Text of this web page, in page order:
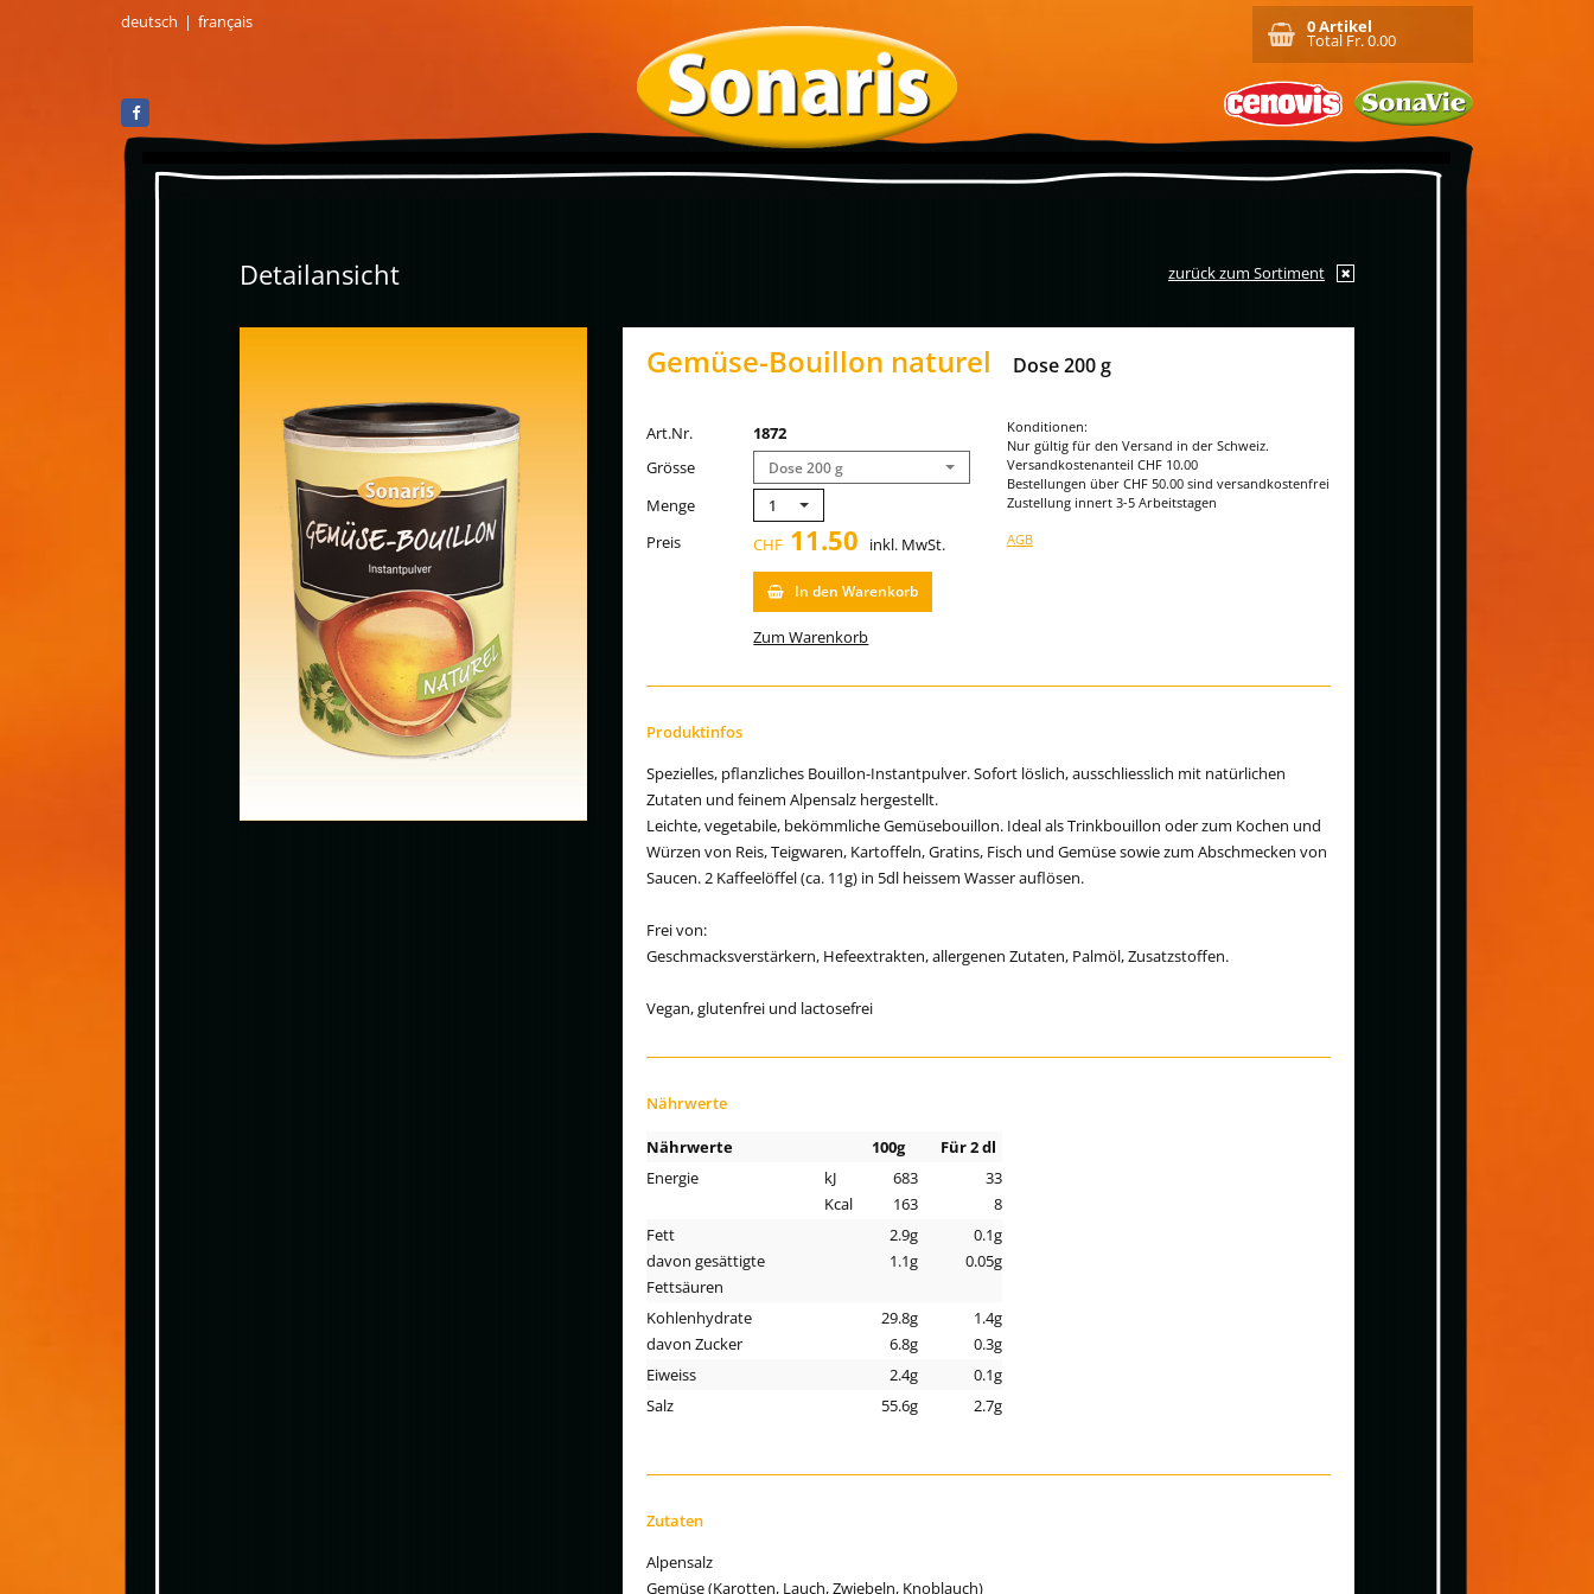
deutsch | français 0Artikel
Total Fr.0.00
Detailansicht zurück zum Sortiment
Gemüse-Bouillon naturel Dose 200 g
Art.Nr.
1872
Grösse
Dose 200 g
Menge 1
Preis CHF 11.50 inkl. MwSt.
In den Warenkorb
Zum Warenkorb
Konditionen:
Nur gültig für den Versand in der Schweiz.
Versandkostenanteil CHF 10.00
Bestellungen über CHF 50.00 sind versandkostenfrei
Zustellung innert 3-5 Arbeitstagen
AGB
Produktinfos
Spezielles, pflanzliches Bouillon-Instantpulver. Sofort löslich, ausschliesslich mit natürlichen
Zutaten und feinem Alpensalz hergestellt.
Leichte, vegetabile, bekömmliche Gemüsebouillon. Ideal als Trinkbouillon oder zum Kochen und
Würzen von Reis, Teigwaren, Kartoffeln, Gratins, Fisch und Gemüse sowie zum Abschmecken von
Saucen. 2 Kaffeelöffel (ca. 11g) in 5dl heissem Wasser auflösen.
Frei von:
Geschmacksverstärkern, Hefeextrakten, allergenen Zutaten, Palmöl, Zusatzstoffen.
Vegan, glutenfrei und lactosefrei
Nährwerte
Nährwerte 100g
Für 2 dl
Energie
kJ
Kcal
683
163
33
8
Fett
davon gesättigte
Fettsäuren
2.9g
1.1g
0.1g
0.05g
Kohlenhydrate
davon Zucker
29.8g
6.8g
1.4g
0.3g
Eiweiss
2.4g
0.1g
Salz
55.6g 2.7g
Zutaten
Alpensalz
Gemüse (Karotten, Lauch, Zwiebeln, Knoblauch)